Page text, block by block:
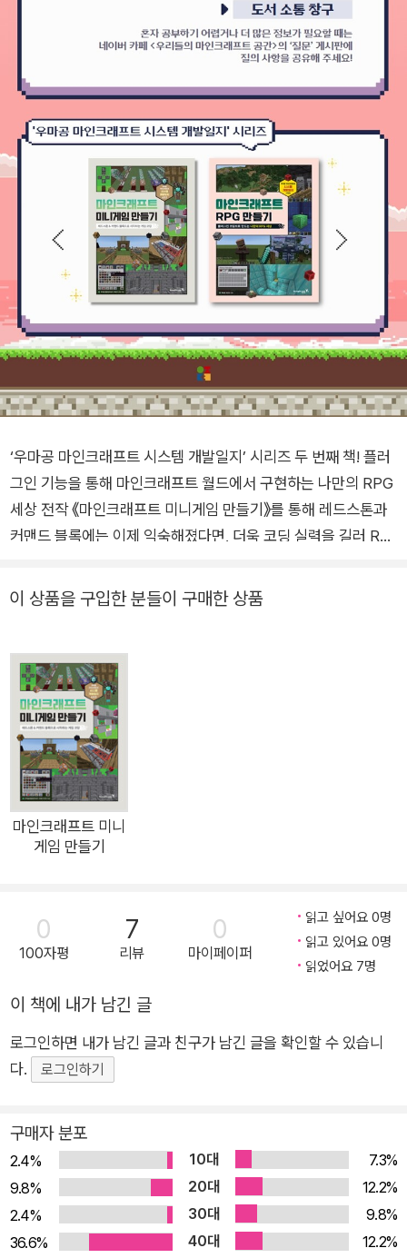
‘우마공 마인크래프트 시스템 개발일지’ 시리즈 두 번째 책! 플러
그인 기능을 통해 마인크래프트 월드에서 구현하는 나만의 RPG
세상 전작 《마인크래프트 미니게임 만들기》를 통해 레드스톤과
커맨드 블록에는 이제 익숙해졌다면, 더욱 코딩 실력을 길러 RP
두 번째 도서 《마인크래프트 RPG 만들기》는 마인크래프트 월드
마인크래프트에서 자바 코딩을 가능케 하는 플러그인의 사용법
을 알아보고, 그 다음 ‘[PART 2] 플러그인 응용’에서는 RPG 프
로젝트 개발에 필요한 본격적인 코딩 관련 기능을 배웁니다. ‘[PA
RT 3] 프로젝트 구상’에서는 제작 전 필요한 기능들을 의사코드
로 정리해 보고, 마지막 ‘[PART 4] 피날레 : RPG 게임 만들기’에
서 실제로 RPG 게임에 있어야 할 기능들을 직접 만들어 마인크
래프트 세상 속에 RPG 게임을 구현해 봅니다. 마인크래프트에서
본격적인 자바 코딩을 가능케 하는 플러그인 기능을 이용하여 자
우리들의 마인크래프트 공간>과 함께하는 즐거운 게임 코딩 그
두 번째 국내 최대 마인크래프트 커뮤니티 <우리들의 마인크래
일지'는 마인크래프트 유저들을 위한 컴퓨팅 사고 학습 시리즈 도
서입니다. 이 시리즈에서는 전자 회로, 명령어, 프로그래밍을 다
루며 게임 시스템 개발의 기초를 다집니다. 그 두 번째 도서인
《마인크래프트 미니게임 만들기》에서는 플러그인 기능을 활용하
크래프트 월드 내에서 원하는 게임을 구현해 봅니다. 플러그인을
다루기 위해 필요한 자바 언어 지식을 가르쳐 줄 뿐만 아니라 실
제 게임 개발을 하듯 기능 구현 전 체계적인 구상 작업을 하는 등,
코딩 도서로서도, 게임 개발 도서로서도 읽기 좋은 책입니다. 오
랜 시간 마인크래프트를 플레이하고, 개발해 온 베테랑 게이머들
이 상품을 구입한 분들이 구매한 상품
마인크래프트 미니
게임 만들기
0
100자평
7
리뷰
0
마이페이퍼
읽고 싶어요 0명
읽고 있어요 0명
읽었어요 7명
이 책에 내가 남긴 글
로그인하면 내가 남긴 글과 친구가 남긴 글을 확인할 수 있습니
다.
로그인하기
구매자 분포
2.4% 10대
7.3%
9.8%
20대
12.2%
2.4%
30대
9.8%
36.6%
40대
12.2%